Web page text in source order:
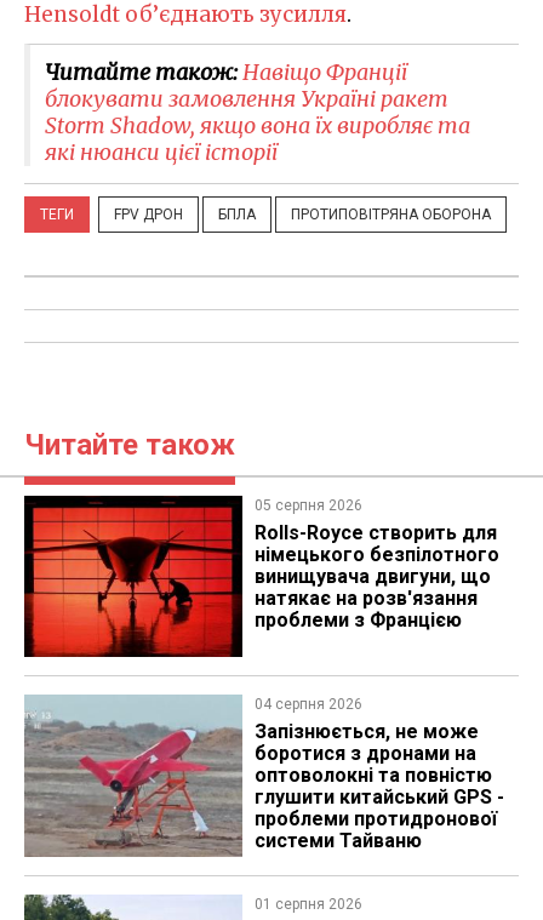
Hensoldt об’єднають зусилля.
Читайте також:Навіщо Франції
блокувати замовлення Україні ракет
Storm Shadow, якщо вона їх виробляє та
які нюанси цієї історії
ТЕГИ FPV ДРОН БПЛА ПРОТИПОВІТРЯНА ОБОРОНА
Читайте також
05 серпня 2026
Rolls-Royce створить для
німецького безпілотного
винищувача двигуни, що
натякає на розв'язання
проблеми з Францією
04 серпня 2026
Запізнюється, не може
боротися з дронами на
оптоволокні та повністю
глушити китайський GPS -
проблеми протидронової
системи Тайваню
01 серпня 2026